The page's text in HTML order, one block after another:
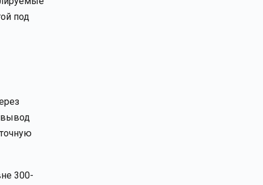
под
вывод
300-